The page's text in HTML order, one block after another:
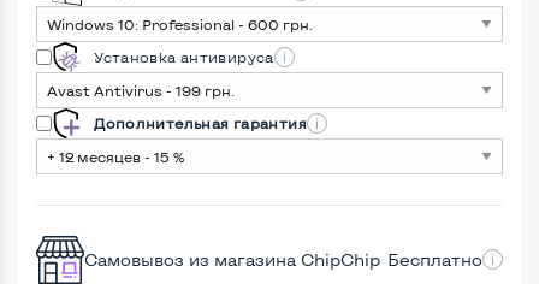
Установка антивируса
Дополнительная гарантия
Самовывоз из магазина ChipChip Бесплатно